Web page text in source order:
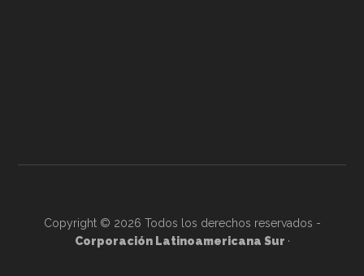
Copyright © 2026 Todos los derechos reservados -
Corporación Latinoamericana Sur ·